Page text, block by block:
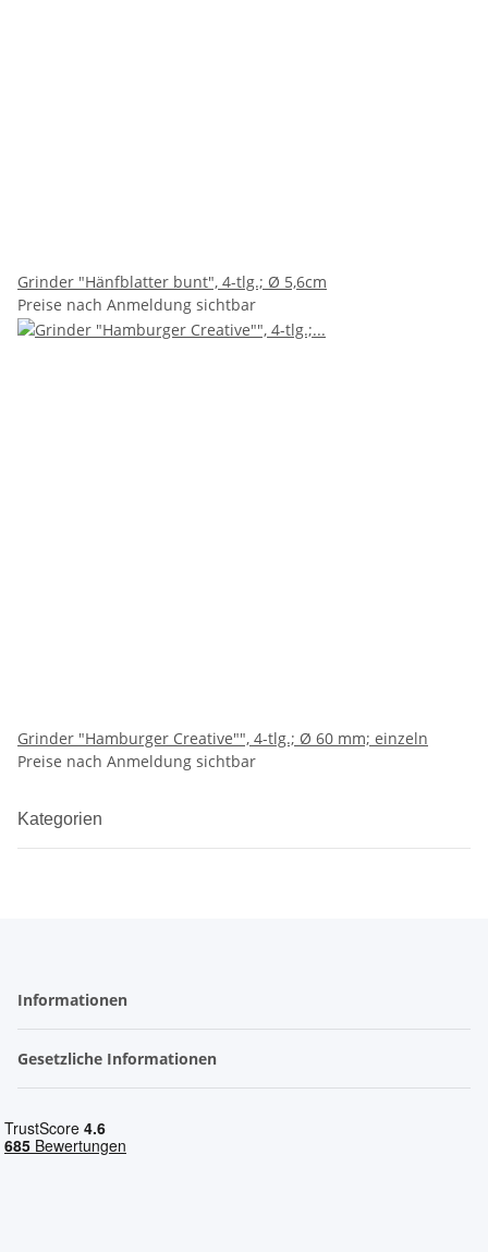
Grinder "Hänfblatter bunt", 4-tlg.; Ø 5,6cm
Preise nach Anmeldung sichtbar
Grinder "Hamburger Creative"", 4-tlg.; Ø 60 mm; einzeln
Preise nach Anmeldung sichtbar
Kategorien
Informationen
Gesetzliche Informationen